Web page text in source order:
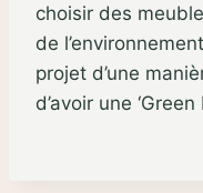
choisir des
de
projet d’une
d’avoir une ‘Green